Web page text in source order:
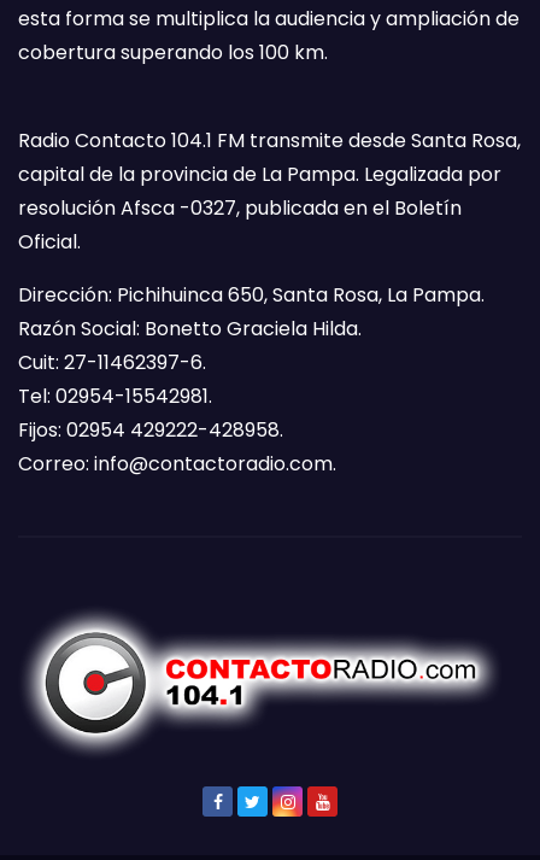
esta forma se multiplica la audiencia y ampliación de
cobertura superando los 100 km.
Radio Contacto 104.1 FM transmite desde Santa Rosa,
capital de la provincia de La Pampa. Legalizada por
resolución Afsca -0327, publicada en el Boletín
Oficial.
Dirección: Pichihuinca 650, Santa Rosa, La Pampa.
Razón Social: Bonetto Graciela Hilda.
Cuit: 27-11462397-6.
Tel: 02954-15542981.
Fijos: 02954 429222-428958.
Correo: info@contactoradio.com.